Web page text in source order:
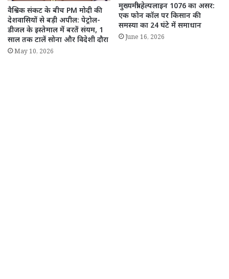
वैश्विक संकट के बीच PM मोदी की
देशवासियों से बड़ी अपील: पेट्रोल-
डीजल के इस्तेमाल में बरतें संयम, 1
साल तक टालें सोना और विदेशी दौरा
May 10, 2026
मुख्यमंत्री हेल्पलाइन 1076 का असर:
एक फोन कॉल पर किसान की
समस्या का 24 घंटे में समाधान
June 16, 2026